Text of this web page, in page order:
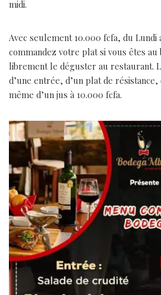
midi.
Avec seulement 10.000 fcfa, du
commandez votre plat si vous êtes
librement le déguster au restaurant.
d’une entrée, d’un plat de
même d’un jus à 10.000 fcfa.